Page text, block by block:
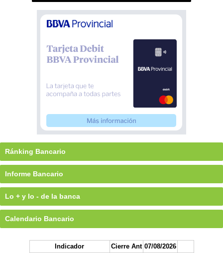
Ránking Bancario
Informe Bancario
Lo + y lo - de la banca
Calendario Bancario
Indicador Cierre Ant 07/08/2026